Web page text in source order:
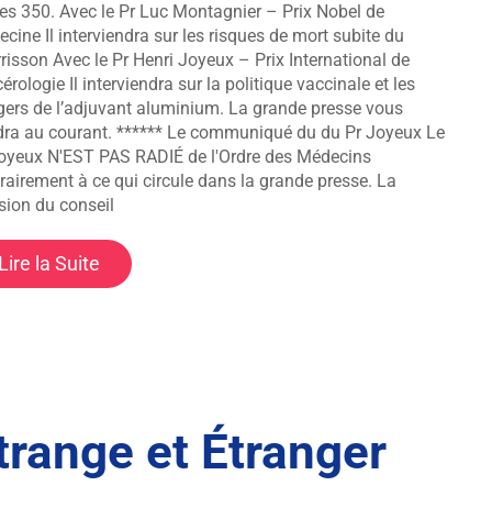
350. Avec le Pr Luc Montagnier – Prix Nobel de
Il interviendra sur les risques de mort subite du
Avec le Pr Henri Joyeux – Prix International de
Il interviendra sur la politique vaccinale et les
de l’adjuvant aluminium. La grande presse vous
au courant. ****** Le communiqué du du Pr Joyeux Le
N'EST PAS RADIÉ de l'Ordre des Médecins
à ce qui circule dans la grande presse. La
du conseil
Lire la Suite
et Étranger